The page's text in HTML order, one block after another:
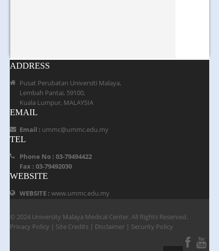
ADDRESS
Pusat Perubatan Universiti Malaya,
Lembah Pantai, 59100,
Kuala Lumpur, MALAYSIA
EMAIL
Email : ummc@ummc.edu.my
TEL
Phone No : 03-79494422
Fax : 03-79492030
WEBSITE
WEBSITE : www.ummc.edu.my
© 2024 University Malaya Medical Center. All Rights Reserved.
Privacy Policy | Site Credits | Disclaimer | Security Policy